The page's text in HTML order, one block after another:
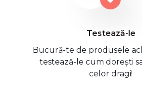
Testează-le
Bucură-te de produsele
testează-le cum dorești
celor dragi!